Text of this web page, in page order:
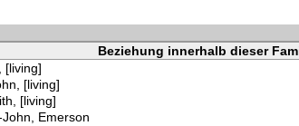
Beziehung innerhalb dieser
[living]
[living]
[living]
Emerson